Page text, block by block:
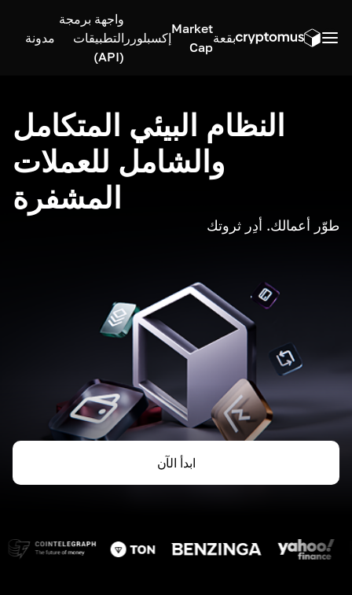
بقعة
Market
Cap
إكسبلورر
واجهة برمجة
التطبيقات
(API)
مدونة
النظام البيئي المتكامل
والشامل للعملات
المشفرة
طوّر أعمالك. أدِر ثروتك
ابدأ الآن